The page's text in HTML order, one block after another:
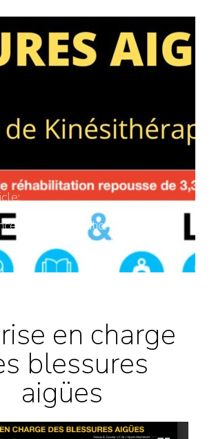
de la mobilisation dans la
des capacités fonctionnelles.
en charge
blessures
aigües